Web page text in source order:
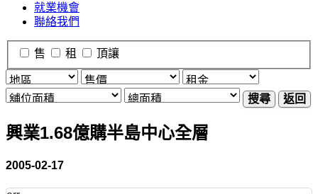
就業機會
聯絡我們
售 租 頂讓
搜尋 返回
興業1.68億購半島中心全層
2005-02-17